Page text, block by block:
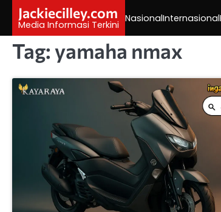
content
Jackiecilley.com
Media Informasi Terkini
NasionalInternasional
Tag:yamaha nmax